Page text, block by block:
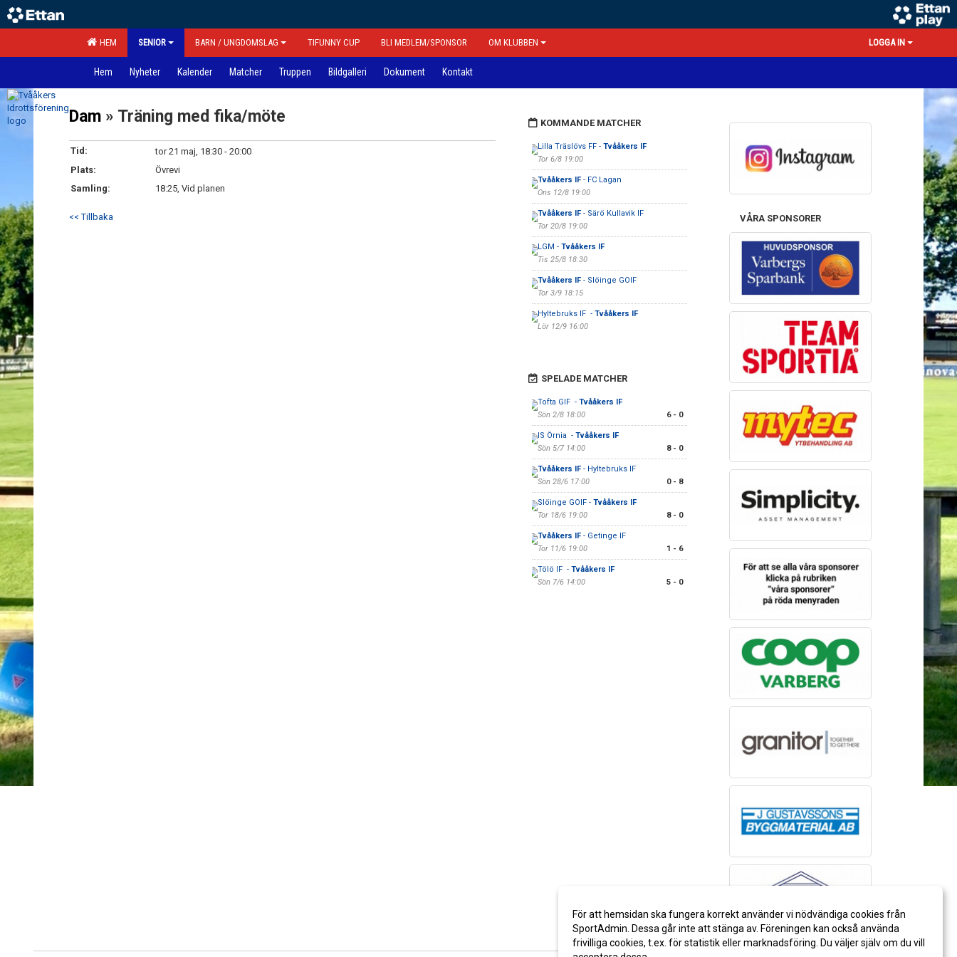
HEM SENIOR BARN / UNGDOMSLAG TIFUNNY CUP BLI MEDLEM/SPONSOR OM KLUBBEN LOGGA IN
Hem Nyheter Kalender Matcher Truppen Bildgalleri Dokument Kontakt
Dam » Träning med fika/möte
Tid:
tor 21 maj, 18:30 - 20:00
Plats:
Övrevi
Samling:
18:25, Vid planen
<< Tillbaka
KOMMANDE MATCHER
Lilla Träslövs FF - Tvååkers IF
Tor 6/8 19:00
Tvååkers IF- FC Lagan
Ons 12/8 19:00
Tvååkers IF- Särö Kullavik IF
Tor 20/8 19:00
LGM - Tvååkers IF
Tis 25/8 18:30
Tvååkers IF- Slöinge GOIF
Tor 3/9 18:15
Hyltebruks IF - Tvååkers IF
Lör 12/9 16:00
SPELADE MATCHER
Tofta GIF - Tvååkers IF
Sön 2/8 18:00
6 - 0
IS Örnia - Tvååkers IF
Sön 5/7 14:00
8 - 0
Tvååkers IF- Hyltebruks IF
Sön 28/6 17:00
0 - 8
Slöinge GOIF - Tvååkers IF
Tor 18/6 19:00
8 - 0
Tvååkers IF- Getinge IF
Tor 11/6 19:00
1 - 6
Tölö IF - Tvååkers IF
Sön 7/6 14:00
5 - 0
VÅRA SPONSORER
För att hemsidan ska fungera korrekt använder vi nödvändiga cookies från
SportAdmin. Dessa går inte att stänga av. Föreningen kan också använda
frivilliga cookies, t.ex. för statistik eller marknadsföring. Du väljer själv om du vill